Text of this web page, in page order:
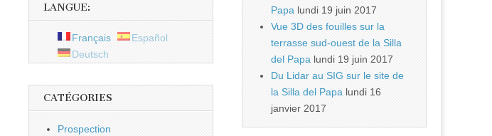
LANGUE:
Français
Español
Deutsch
CATÉGORIES
Prospection
Papa lundi 19 juin 2017
Vue 3D des fouilles sur la
terrasse sud-ouest de la Silla
del Papa lundi 19 juin 2017
Du Lidar au SIG sur le site de
la Silla del Papa lundi 16
janvier 2017